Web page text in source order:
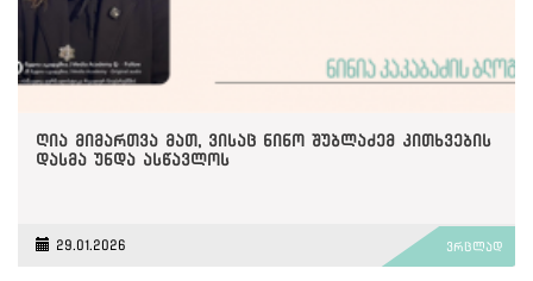
ღია მიმართვა მათ, ვისაც ნინო შუბლაძემ კითხვების
დასმა უნდა ასწავლოს
29.01.2026 ვრცლად